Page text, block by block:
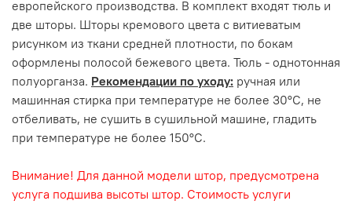
европейского производства. В комплект входят тюль и
две шторы. Шторы кремового цвета с витиеватым
рисунком из ткани средней плотности, по бокам
оформлены полосой бежевого цвета. Тюль - однотонная
полуорганза. Рекомендации по уходу: ручная или
машинная стирка при температуре не более 30°С, не
отбеливать, не сушить в сушильной машине, гладить
при температуре не более 150°С.
Внимание! Для данной модели штор, предусмотрена
услуга подшива высоты штор. Стоимость услуги